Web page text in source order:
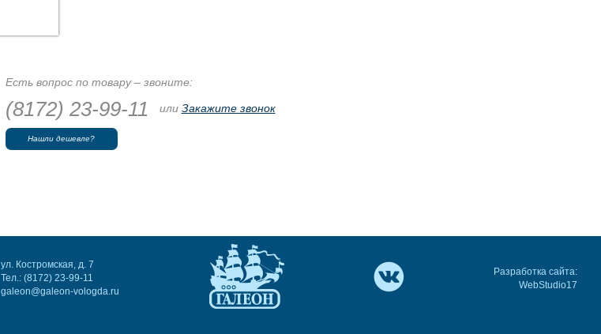
Есть вопрос по товару – звоните:
(8172) 23-99-11 или Закажите звонок
Нашли дешевле?
ул. Костромская, д. 7
Тел.: (8172) 23-99-11
galeon@galeon-vologda.ru
Разработка сайта:
WebStudio17